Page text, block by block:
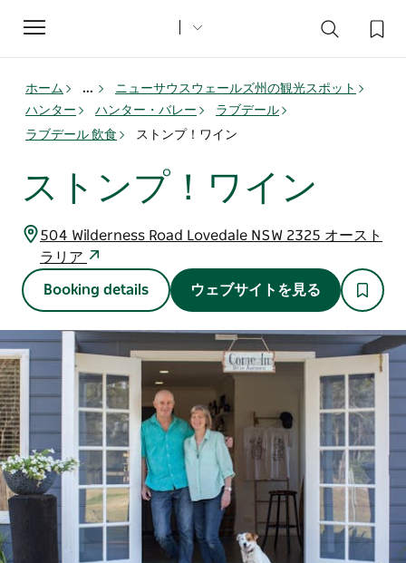
Toggle
navigation
ホーム ...
ニューサウスウェールズ州の観光スポット
ハンター
ハンター・バレー
ラブデール
ラブデール 飲食
ストンプ！ワイン
ストンプ！ワイン
504 Wilderness Road Lovedale NSW 2325 オースト
ラリア
Booking details ウェブサイトを見る